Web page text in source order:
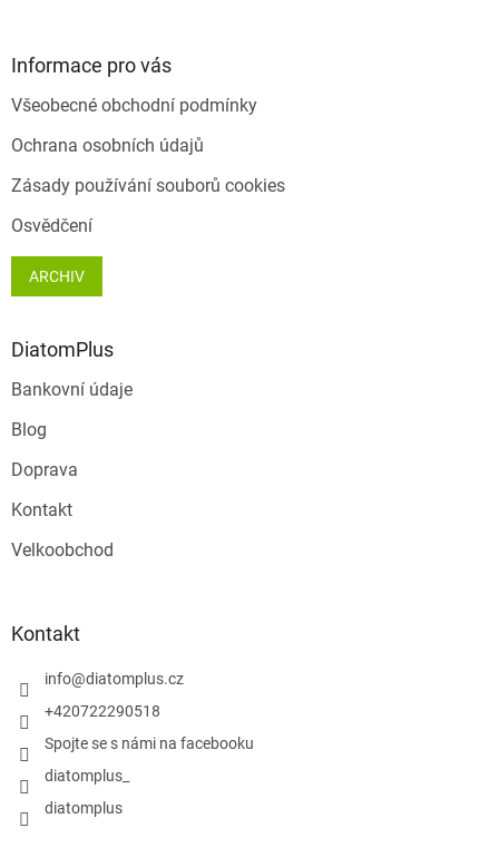
Informace pro vás
Všeobecné obchodní podmínky
Ochrana osobních údajů
Zásady používání souborů cookies
Osvědčení
ARCHIV
DiatomPlus
Bankovní údaje
Blog
Doprava
Kontakt
Velkoobchod
Kontakt
info@diatomplus.cz
+420722290518
Spojte se s námi na facebooku
diatomplus_
diatomplus